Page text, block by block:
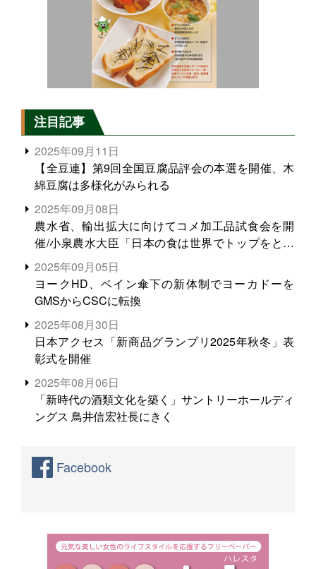
注目記事
2025年09月11日
【全豆連】第9回全国豆腐品評会の本選を開催、木
綿豆腐は多様化がみられる
2025年09月08日
農水省、輸出拡大に向けてコメ加工品試食会を開
催/小泉農水大臣「日本の食は世界でトップをとれ
る。米増産に向けて、米輸出需要の拡大を」
2025年09月05日
ヨークHD、ベイン傘下の新体制でヨーカドーを
GMSからCSCに転換
2025年08月30日
日本アクセス「新商品グランプリ2025年秋冬」表
彰式を開催
2025年08月06日
「新時代の酒類文化を築く」サントリーホールディ
ングス 鳥井信宏社長にきく
Facebook